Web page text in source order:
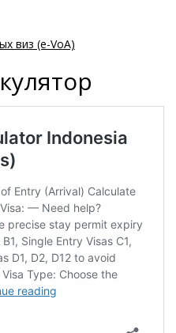
виз (e-VoA)